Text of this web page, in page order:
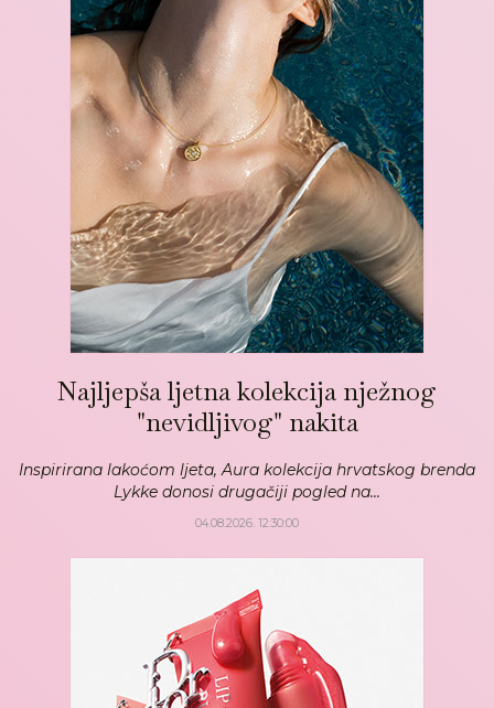
Najljepša ljetna kolekcija nježnog
"nevidljivog" nakita
Inspirirana lakoćom ljeta, Aura kolekcija hrvatskog brenda
Lykke donosi drugačiji pogled na...
04.08.2026. 12:30:00